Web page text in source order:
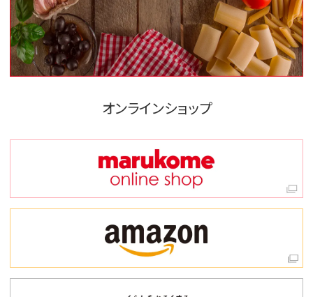
オンラインショップ